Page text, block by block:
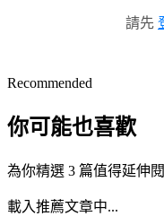
請先
Recommended
你可能也喜歡
為你精選 3 篇值得延伸
載入推薦文章中...